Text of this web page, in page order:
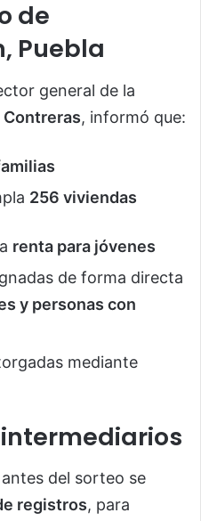
de
Puebla
general de la
Contreras, informó que:
256 viviendas
renta para jóvenes
de forma directa
y personas con
mediante
del sorteo se
registros, para